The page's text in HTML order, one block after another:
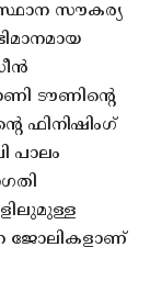
സൗകര്യ
ടൗണിന്റെ
ഫിനിഷിംഗ്
പാലം
ജോലികളാണ്